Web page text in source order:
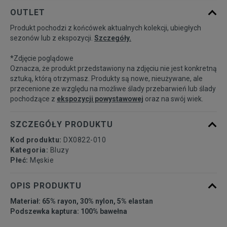
S
Powiadom o
L
Powiadom o
dostępności
dostępności
OUTLET
Produkt pochodzi z końcówek aktualnych kolekcji, ubiegłych
sezonów lub z ekspozycji. Szczegóły.
*Zdjęcie poglądowe
Oznacza, że produkt przedstawiony na zdjęciu nie jest konkretną
sztuką, którą otrzymasz. Produkty są nowe, nieużywane, ale
przecenione ze względu na możliwe ślady przebarwień lub ślady
pochodzące z ekspozycji powystawowej oraz na swój wiek.
SZCZEGÓŁY PRODUKTU
Kod produktu: DX0822-010
Kategoria: Bluzy
Płeć: Męskie
OPIS PRODUKTU
Materiał: 65% rayon, 30% nylon, 5% elastan
Podszewka kaptura: 100% bawełna